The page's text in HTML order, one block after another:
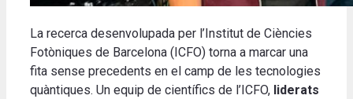
La recerca desenvolupada per l’Institut de Ciències
Fotòniques de Barcelona (ICFO) torna a marcar una
fita sense precedents en el camp de les tecnologies
quàntiques. Un equip de científics de l’ICFO, liderats